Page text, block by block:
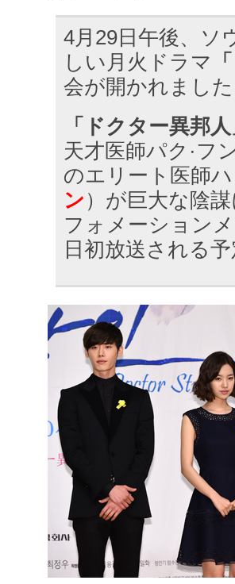
4月29日午後、ソ
しい月火ドラマ
会が開かれました
「ドクター異邦人
天才医師パク·フ
のエリート医師
ン ）が巨大な陰
フォメーション
日初放送される予